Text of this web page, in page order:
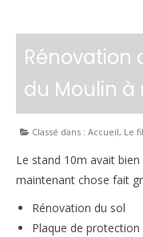
Rénovation
du Moulin à
Classé dans : Accueil, Le
Le stand 10m avait bien
maintenant chose fait
Rénovation du sol
Plaque de